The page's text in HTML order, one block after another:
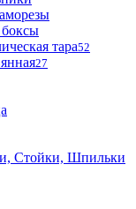
тара52
27
Стойки, Шпильки